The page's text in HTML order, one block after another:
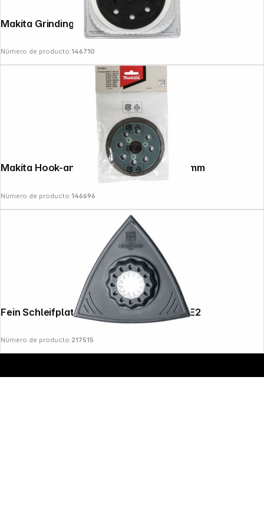
Makita Grinding Plate Soft 150mm
Número de producto:146710
Makita Hook-and-Loop Sanding Pad 125 mm
Número de producto:146696
Fein Schleifplatte SL 3-Eck extra flach VE2
Número de producto:217515
Copyright © 2000 - 2026 DIFOX. All rights reserved.